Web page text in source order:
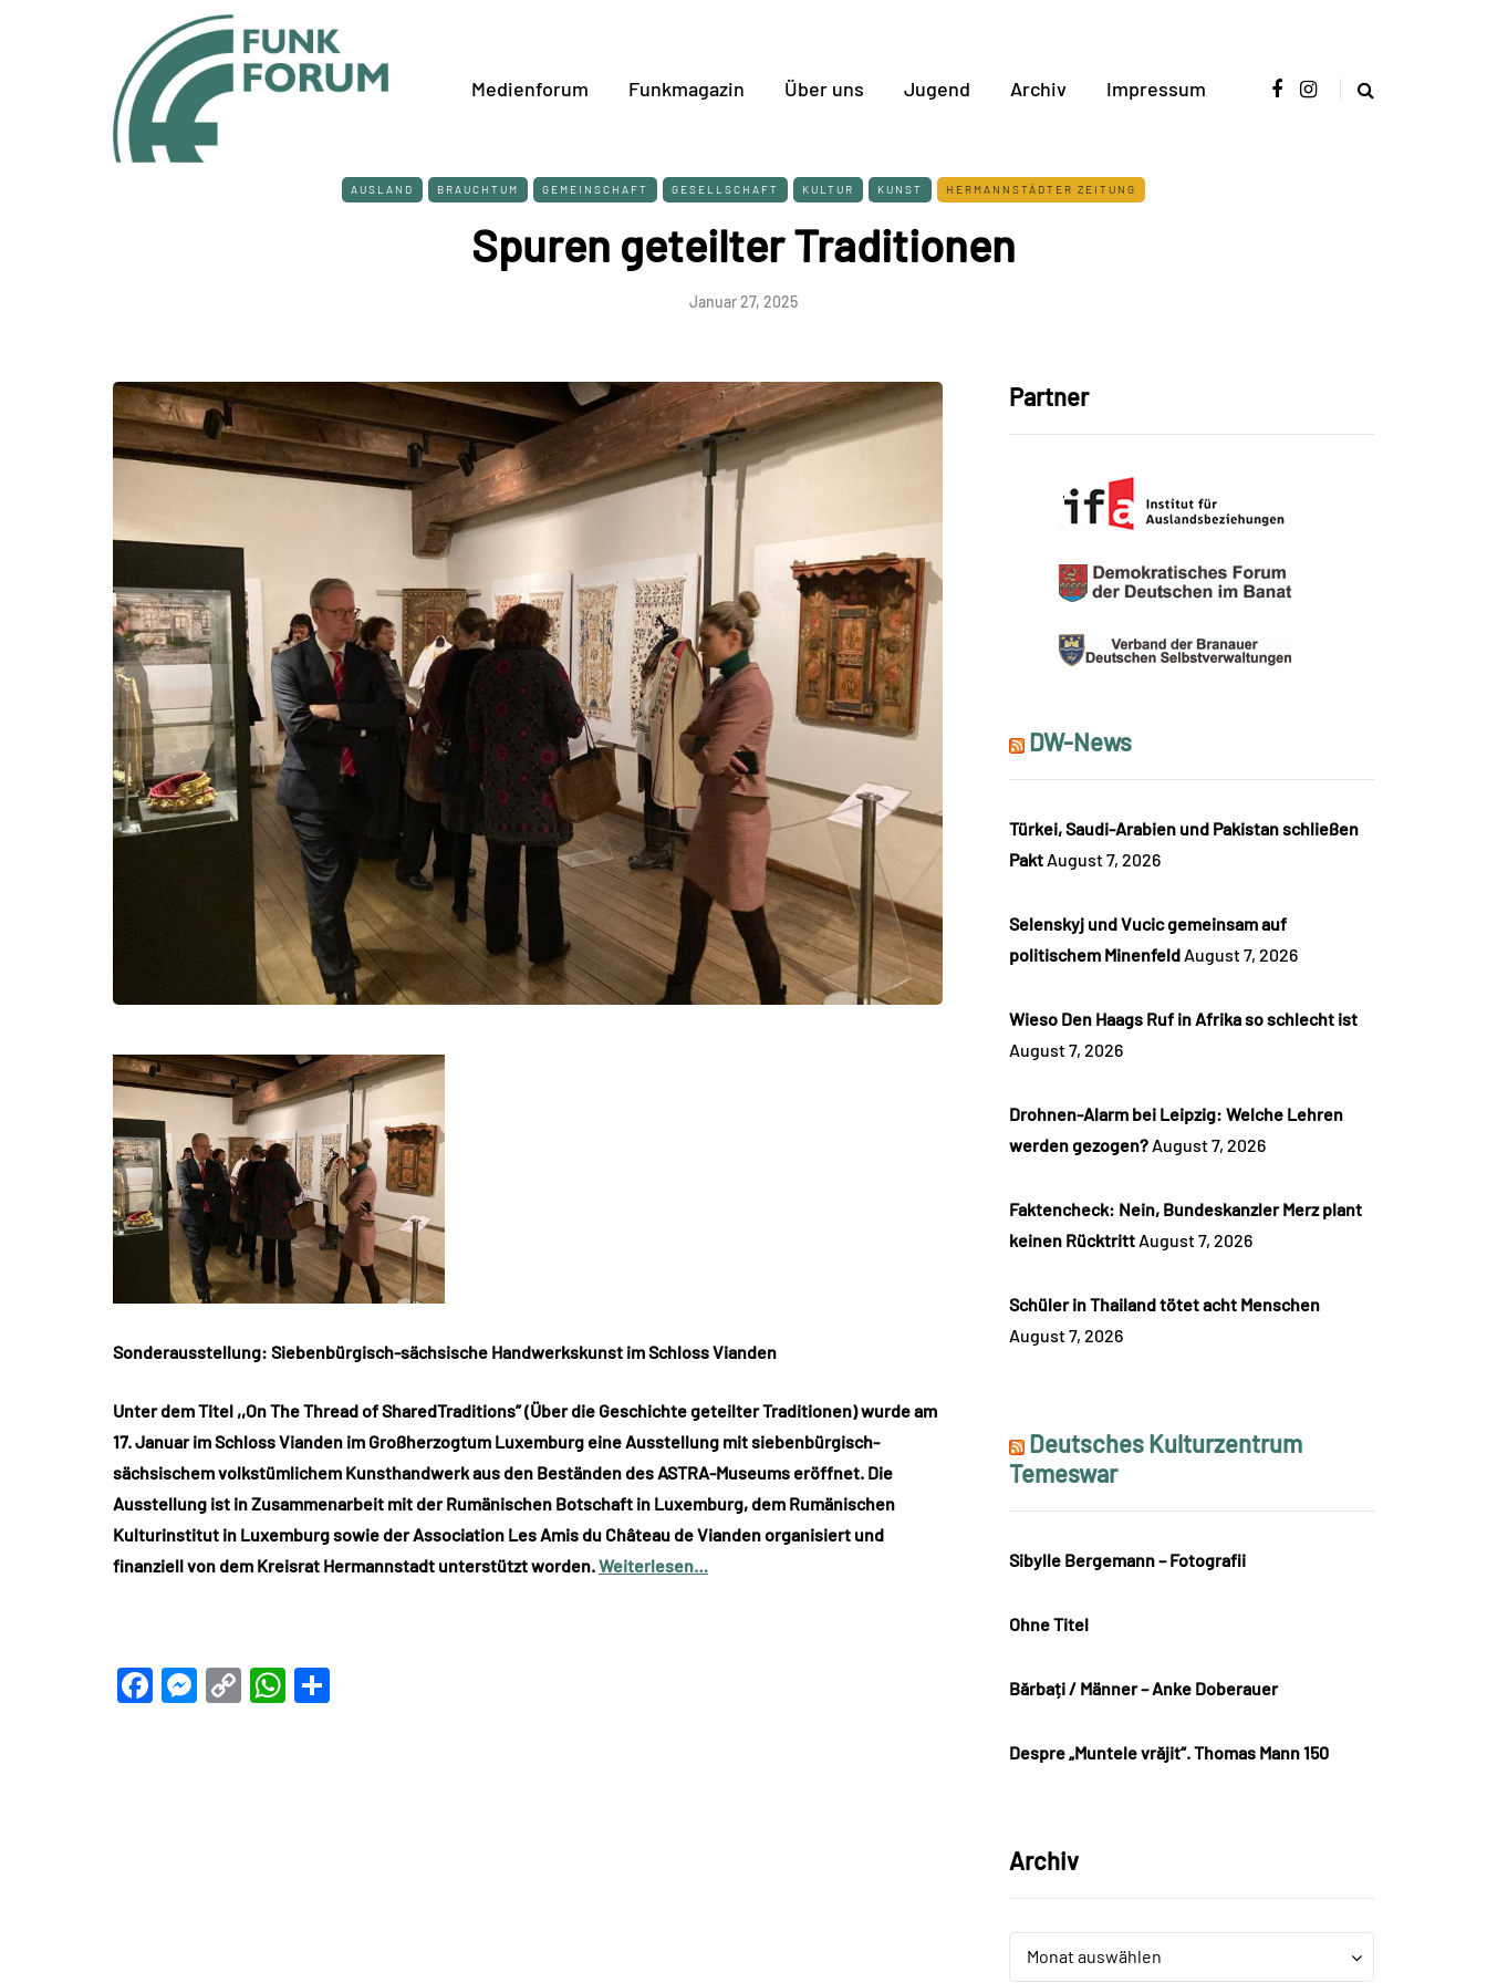
Medienforum Funkmagazin Über uns Jugend Archiv Impressum
AUSLAND BRAUCHTUM GEMEINSCHAFT GESELLSCHAFT KULTUR KUNST HERMANNSTÄDTER ZEITUNG
Spuren geteilter Traditionen
Januar 27, 2025
Sonderausstellung: Siebenbürgisch-sächsische Handwerkskunst im Schloss Vianden
Unter dem Titel ,,On The Thread of SharedTraditions” (Über die Geschichte geteilter Traditionen) wurde am
17. Januar im Schloss Vianden im Großherzogtum Luxemburg eine Ausstellung mit siebenbürgisch-
sächsischem volkstümlichem Kunsthandwerk aus den Beständen des ASTRA-Museums eröffnet. Die
Ausstellung ist in Zusammenarbeit mit der Rumänischen Botschaft in Luxemburg, dem Rumänischen
Kulturinstitut in Luxemburg sowie der Association Les Amis du Château de Vianden organisiert und
finanziell von dem Kreisrat Hermannstadt unterstützt worden.Weiterlesen…
Facebook
Messenger
CopyWhatsApp
Partner
DW-News
Türkei, Saudi-Arabien und Pakistan schließen
Pakt August 7, 2026
Selenskyj und Vucic gemeinsam auf
politischem Minenfeld August 7, 2026
Wieso Den Haags Ruf in Afrika so schlecht ist
August 7, 2026
Drohnen-Alarm bei Leipzig: Welche Lehren
werden gezogen? August 7, 2026
Faktencheck: Nein, Bundeskanzler Merz plant
keinen Rücktritt August 7, 2026
Schüler in Thailand tötet acht Menschen
August 7, 2026
Deutsches Kulturzentrum
Temeswar
Sibylle Bergemann – Fotografii
Ohne Titel
Bărbați / Männer – Anke Doberauer
Despre „Muntele vrăjit“. Thomas Mann 150
Archiv
Archiv
Monat auswählen
Archiv